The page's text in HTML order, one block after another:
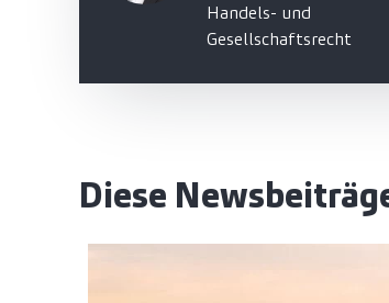
Handels- und
Gesellschaftsrecht
Diese